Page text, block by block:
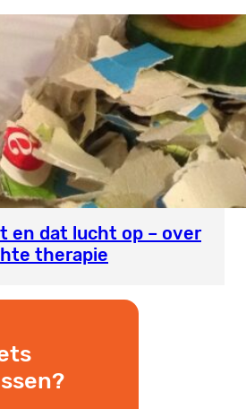
en dat lucht op – over
therapie